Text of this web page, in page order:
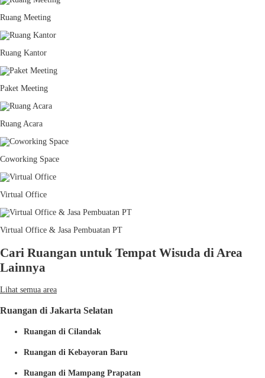
Ruang Meeting
Ruang Kantor
Paket Meeting
Ruang Acara
Coworking Space
Virtual Office
Virtual Office & Jasa Pembuatan PT
Cari Ruangan untuk Tempat Wisuda di Area
Lainnya
Lihat semua area
Ruangan di Jakarta Selatan
Ruangan di Cilandak
Ruangan di Kebayoran Baru
Ruangan di Mampang Prapatan